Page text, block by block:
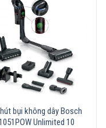
bụi không dây Bosch
Unlimited 10